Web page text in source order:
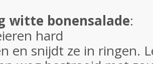
witte bonensalade:
hard
en snijdt ze in ringen.